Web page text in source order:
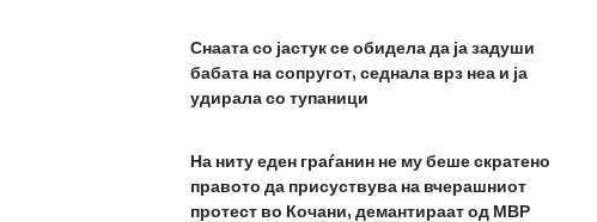
Снаата со јастук се обидела да ја задуши
бабата на сопругот, седнала врз неа и ја
удирала со тупаници
На ниту еден граѓанин не му беше скратено
правото да присуствува на вчерашниот
протест во Кочани, демантираат од МВР